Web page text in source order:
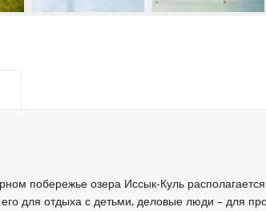
побережье озера Иссык-Куль
для отдыха с детьми, деловые люди – для